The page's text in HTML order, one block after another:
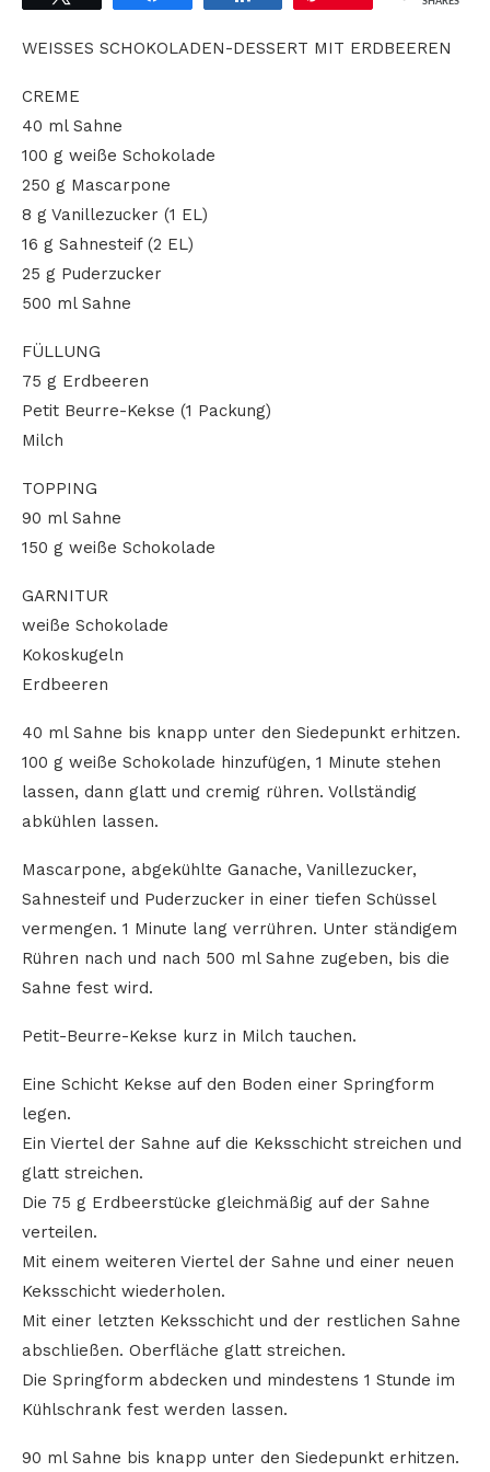
WEISSES SCHOKOLADEN-DESSERT MIT ERDBEEREN
CREME
40 ml Sahne
100 g weiße Schokolade
250 g Mascarpone
8 g Vanillezucker (1 EL)
16 g Sahnesteif (2 EL)
25 g Puderzucker
500 ml Sahne
FÜLLUNG
75 g Erdbeeren
Petit Beurre-Kekse (1 Packung)
Milch
TOPPING
90 ml Sahne
150 g weiße Schokolade
GARNITUR
weiße Schokolade
Kokoskugeln
Erdbeeren
40 ml Sahne bis knapp unter den Siedepunkt erhitzen.
100 g weiße Schokolade hinzufügen, 1 Minute stehen
lassen, dann glatt und cremig rühren. Vollständig
abkühlen lassen.
Mascarpone, abgekühlte Ganache, Vanillezucker,
Sahnesteif und Puderzucker in einer tiefen Schüssel
vermengen. 1 Minute lang verrühren. Unter ständigem
Rühren nach und nach 500 ml Sahne zugeben, bis die
Sahne fest wird.
Petit-Beurre-Kekse kurz in Milch tauchen.
Eine Schicht Kekse auf den Boden einer Springform
legen.
Ein Viertel der Sahne auf die Keksschicht streichen und
glatt streichen.
Die 75 g Erdbeerstücke gleichmäßig auf der Sahne
verteilen.
Mit einem weiteren Viertel der Sahne und einer neuen
Keksschicht wiederholen.
Mit einer letzten Keksschicht und der restlichen Sahne
abschließen. Oberfläche glatt streichen.
Die Springform abdecken und mindestens 1 Stunde im
Kühlschrank fest werden lassen.
90 ml Sahne bis knapp unter den Siedepunkt erhitzen.